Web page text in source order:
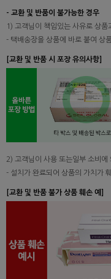
- 교환 및 반품이 불가능한 경우
1) 고객님이 책임있는 사유로 상
- 택배송장을 상품에 바로 붙여 상
[교환 및 반품 시 포장 유의사항]
2) 고객님이 사용 또는일부 소비
- 설치가 완료되어 상품의 가치가
[교환 및 반품 불가 상품 훼손 예]